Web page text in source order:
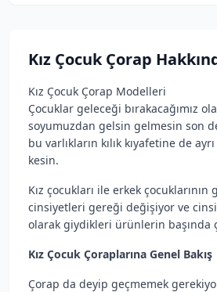
Kız Çocuk Çorap
Kız Çocuk Çorap Modelleri
Çocuklar geleceği bırakacağımız
soyumuzdan gelsin gelmesin son
bu varlıkların kılık kıyafetine de
kesin.
Kız çocukları ile erkek
cinsiyetleri gereği değişiyor ve
olarak giydikleri ürünlerin başında
Kız Çocuk Çoraplarına Genel Bakış
Çorap da deyip geçmemek